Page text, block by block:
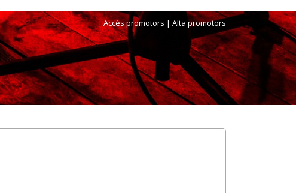
Accés promotors | Alta promotors